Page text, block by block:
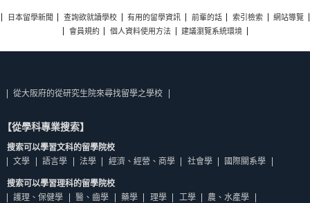
日本留學新聞 查詢欲就讀學校 有用的留學資訊 前輩的話 索引檢索
網站導覽
會員規約
個人資料使用方法 建議瀏覽系統環境
從大阪府的從研究生院來尋找留學之學校
【從學科專業搜索】
搜索可以學習文科的留學院校
文學
語言學 法學 經濟、經營、商學 社會學 國際關系學
搜索可以學習理科的留學院校
護理、保健學
醫、齒學 藥學 理學 工學 農、水產學